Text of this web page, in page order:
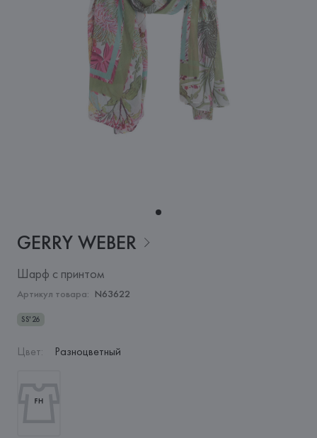
GERRY WEBER
Шарф с принтом
Артикул товара: N63622
SS'26
Цвет: Разноцветный